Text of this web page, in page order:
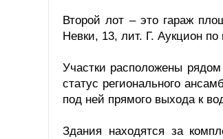
Второй лот – это гараж
Невки, 13, лит. Г. Аукцион
Участки расположены
статус регионального
под ней прямого выхода к
Здания находятся за